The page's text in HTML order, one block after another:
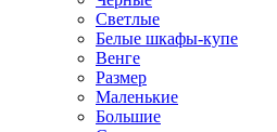
Светлые
Белые шкафы-купе
Венге
Размер
Маленькие
Большие